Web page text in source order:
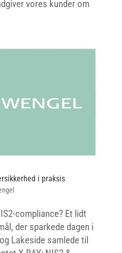
vores kunder om
i praksis
compliance? Et lidt
der sparkede dagen i
Lakeside samlede til